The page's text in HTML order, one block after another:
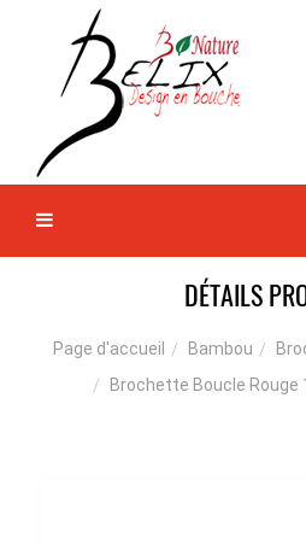
DÉTAILS
Page d'accueil Bambou
Brochette Boucle Rouge